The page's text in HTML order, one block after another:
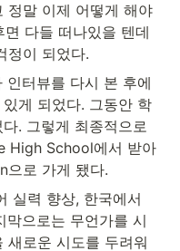
정말 이제 어떻게 해야
다들 떠나있을 텐데
정이 되었다.
터뷰를 다시 본 후에
게 되었다. 그동안 학
. 그렇게 최종적으로
High School에서 받아
으로 가게 됐다.
실력 향상, 한국에서
막으로는 무언가를 시
새로운 시도를 두려워